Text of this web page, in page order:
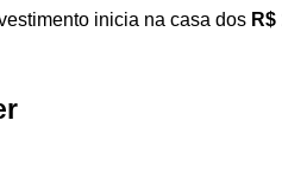
inicia na casa dos R$